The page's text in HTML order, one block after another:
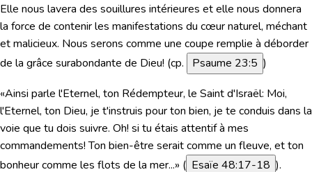
Elle nous lavera des souillures intérieures et elle nous donnera
la force de contenir les manifestations du cœur naturel, méchant
et malicieux. Nous serons comme une coupe remplie à déborder
de la grâce surabondante de Dieu! (cp.
Psaume 23:5 )
«Ainsi parle l'Eternel, ton Rédempteur, le Saint d'Israël: Moi,
l'Eternel, ton Dieu, je t'instruis pour ton bien, je te conduis dans la
voie que tu dois suivre. Oh! si tu étais attentif à mes
commandements! Ton bien-être serait comme un fleuve, et ton
bonheur comme les flots de la mer...» ( Esaïe 48:17-18 ).